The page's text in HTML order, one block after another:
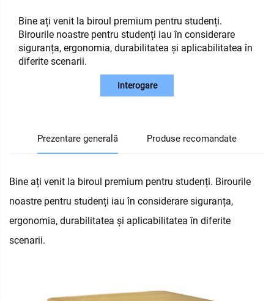
Bine ați venit la biroul premium pentru studenți.
Birourile noastre pentru studenți iau în considerare
siguranța, ergonomia, durabilitatea și aplicabilitatea în
diferite scenarii.
Interogare
Prezentare generală Produse recomandate
Bine ați venit la biroul premium pentru studenți. Birourile
noastre pentru studenți iau în considerare siguranța,
ergonomia, durabilitatea și aplicabilitatea în diferite
scenarii.